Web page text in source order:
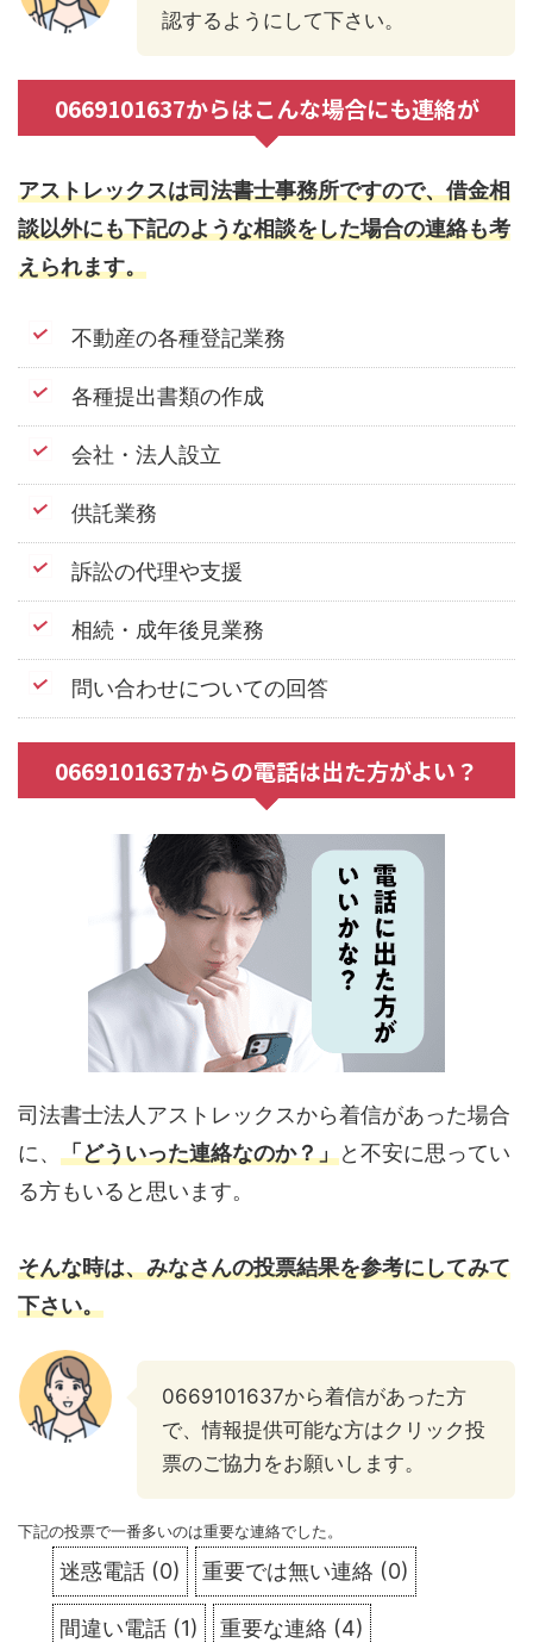
認するようにして下さい。
0669101637からはこんな場合にも連絡が
アストレックスは司法書士事務所ですので、借金相
談以外にも下記のような相談をした場合の連絡も考
えられます。
不動産の各種登記業務
各種提出書類の作成
会社・法人設立
供託業務
訴訟の代理や支援
相続・成年後見業務
問い合わせについての回答
0669101637からの電話は出た方がよい？
司法書士法人アストレックスから着信があった場合
に、 「どういった連絡なのか？」と不安に思ってい
る方もいると思います。
そんな時は、みなさんの投票結果を参考にしてみて
下さい。
0669101637から着信があった方
で、情報提供可能な方はクリック投
票のご協力をお願いします。
下記の投票で一番多いのは重要な連絡でした。
迷惑電話 (0) 重要では無い連絡 (0)
間違い電話 (1) 重要な連絡 (4)